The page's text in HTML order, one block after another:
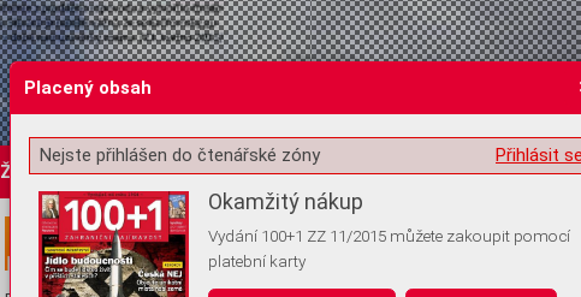
Žádost o souhlas s ukládáním volitelných informací
Placený obsah
Přihlásit
Nejste přihlášen do čtenářské zóny
Okamžitý nákup
Vydání 100+1 ZZ 11/2015 můžete zakoupit pomocí
platební karty